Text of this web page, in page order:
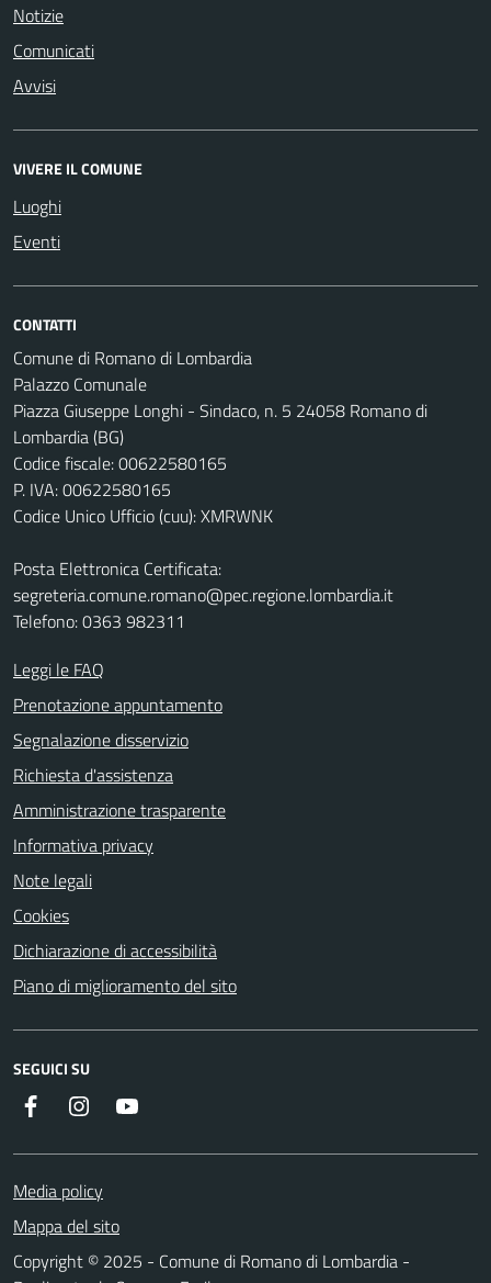
Notizie
Comunicati
Avvisi
VIVERE IL COMUNE
Luoghi
Eventi
CONTATTI
Comune di Romano di Lombardia
Palazzo Comunale
Piazza Giuseppe Longhi - Sindaco, n. 5 24058 Romano di
Lombardia (BG)
Codice fiscale: 00622580165
P. IVA: 00622580165
Codice Unico Ufficio (cuu): XMRWNK
Posta Elettronica Certificata:
segreteria.comune.romano@pec.regione.lombardia.it
Telefono: 0363 982311
Leggi le FAQ
Prenotazione appuntamento
Segnalazione disservizio
Richiesta d'assistenza
Amministrazione trasparente
Informativa privacy
Note legali
Cookies
Dichiarazione di accessibilità
Piano di miglioramento del sito
SEGUICI SU
Facebook Instagram
Media policy
Mappa del sito
Copyright © 2025 - Comune di Romano di Lombardia -